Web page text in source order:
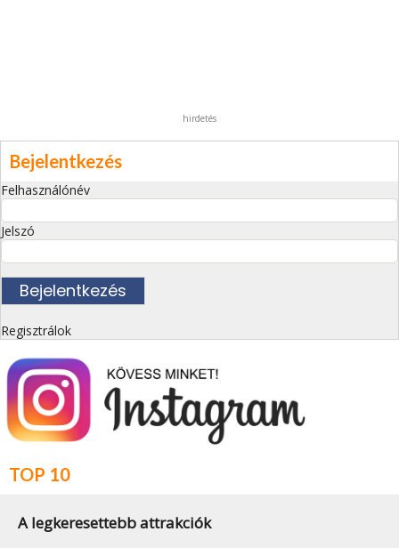
hirdetés
Bejelentkezés
Felhasználónév
Jelszó
Regisztrálok
TOP 10
A legkeresettebb attrakciók